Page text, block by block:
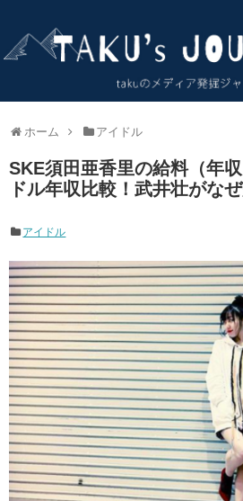
ホーム アイドル
SKE須田亜香里の給料（年
ドル年収比較！武井壮がな
アイドル
HOME
サイトマップ
お問い合わせ